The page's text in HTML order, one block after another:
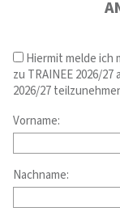
Hiermit melde ich
zu TRAINEE 2026/27
2026/27
Vorname:
Nachname: